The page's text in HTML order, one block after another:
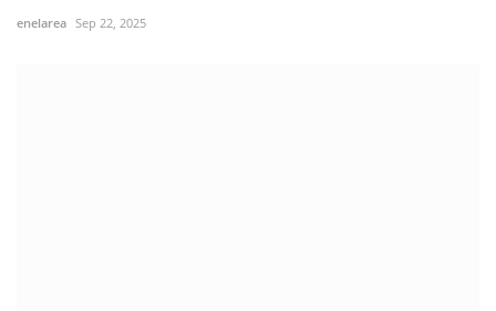
enelarea Sep 22, 2025